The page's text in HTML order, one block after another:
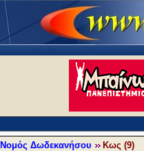
Νομός Δωδεκανήσου Κως (9)